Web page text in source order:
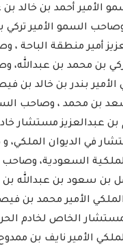
الأمير أحمد بن خالد
السمو الأمير
أمير منطقة الباحة
بن محمد بن عبدالله،
بندر بن خالد بن
بن محمد ، وصاحب
بن عبدالعزيز مستشار
في الديوان الملكي،
السعودية،
بن سعود بن عبدالله
الأمير محمد بن
الخاص لخادم
الأمير نايف بن
عام منظمة التعاون
يدعو الدول
2022-04-12